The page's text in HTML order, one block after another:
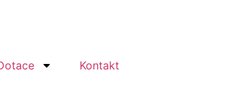
Kontakt